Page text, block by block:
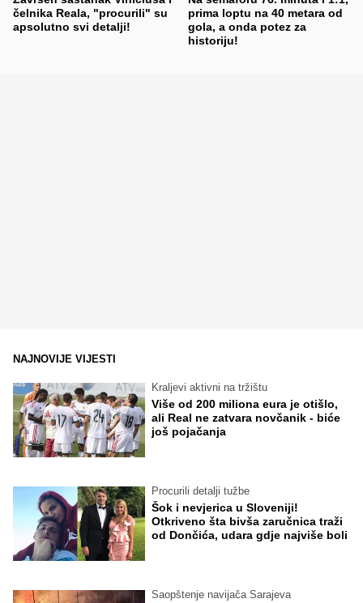
čelnika Reala, "procurili" su
apsolutno svi detalji!
prima loptu na 40 metara od
gola, a onda potez za
historiju!
NAJNOVIJE VIJESTI
Kraljevi aktivni na tržištu
Više od 200 miliona eura je otišlo,
ali Real ne zatvara novčanik - biće
još pojačanja
Procurili detalji tužbe
Šok i nevjerica u Sloveniji!
Otkriveno šta bivša zaručnica traži
od Dončića, udara gdje najviše boli
Saopštenje navijača Sarajeva